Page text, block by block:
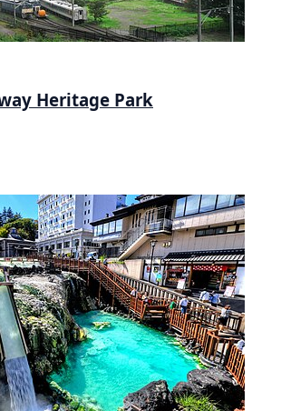
Heritage Park